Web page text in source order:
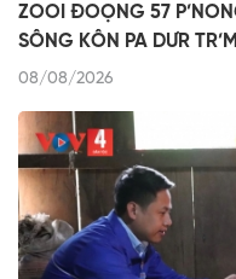
ZOOI ĐOỌNG 57
SÔNG KÔN PA DƯR
08/08/2026